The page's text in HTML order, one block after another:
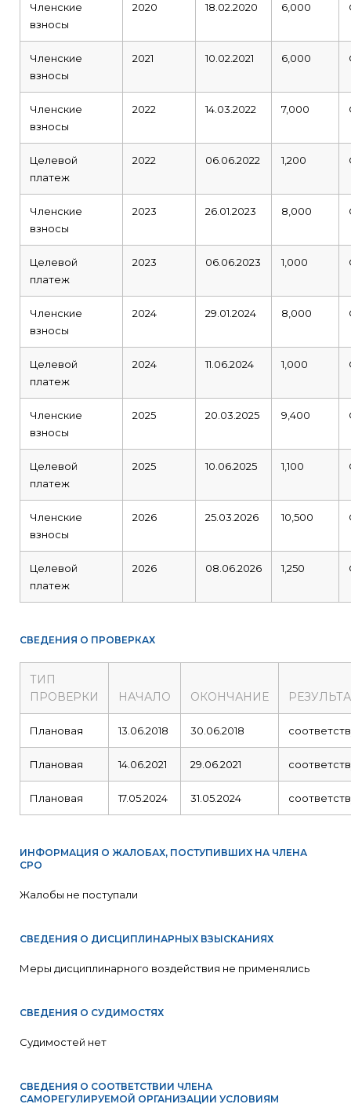
Членские
взносы
2020 18.02.2020 6,000
Членские
взносы
2021 10.02.2021 6,000
Членские
взносы
2022 14.03.2022 7,000
Целевой
платеж
2022 06.06.2022 1,200
Членские
взносы
2023 26.01.2023 8,000
Целевой
платеж
2023 06.06.2023 1,000
Членские
взносы
2024 29.01.2024 8,000
Целевой
платеж
2024 11.06.2024 1,000
Членские
взносы
2025 20.03.2025 9,400
Целевой
платеж
2025 10.06.2025 1,100
Членские
взносы
2026 25.03.2026 10,500
Целевой
платеж
2026 08.06.2026 1,250
СВЕДЕНИЯ О ПРОВЕРКАХ
ТИП
ПРОВЕРКИ
НАЧАЛО ОКОНЧАНИЕ
Плановая 13.06.2018 30.06.2018
Плановая 14.06.2021 29.06.2021
Плановая 17.05.2024 31.05.2024
ИНФОРМАЦИЯ О ЖАЛОБАХ, ПОСТУПИВШИХ НА ЧЛЕНА
СРО
Жалобы не поступали
СВЕДЕНИЯ О ДИСЦИПЛИНАРНЫХ ВЗЫСКАНИЯХ
Меры дисциплинарного воздействия не применялись
СВЕДЕНИЯ О СУДИМОСТЯХ
Судимостей нет
СВЕДЕНИЯ О СООТВЕТСТВИИ ЧЛЕНА
САМОРЕГУЛИРУЕМОЙ ОРГАНИЗАЦИИ УСЛОВИЯМ